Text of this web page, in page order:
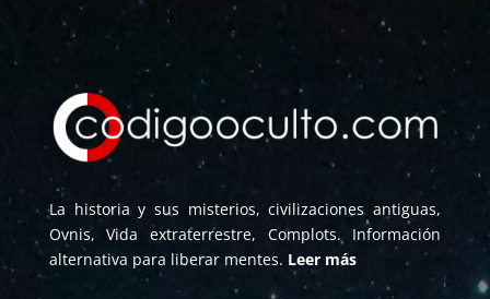
La historia y sus misterios, civilizaciones antiguas,
Ovnis, Vida extraterrestre, Complots. Información
alternativa para liberar mentes. Leer más